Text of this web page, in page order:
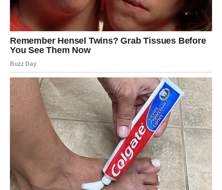
VAGA
Zvijezde vam donose veoma romantičan i sudbinski
Ako ste slobodni, moguće je poznanstvo koje djeluje kao
da je zapisano u zvijezdama.